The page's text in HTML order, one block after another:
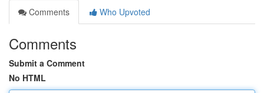
Comments
Who Upvoted
Comments
Submit a Comment
No HTML